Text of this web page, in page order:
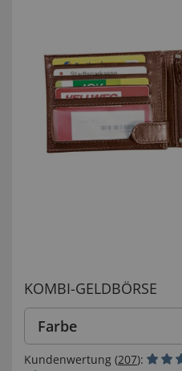
KOMBI-GELDBÖRSE
Farbe
Kundenwertung (207):